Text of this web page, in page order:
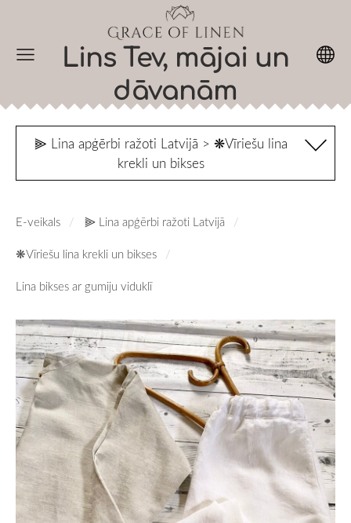
Lins Tev, mājai un
dāvanām
⫸ Lina apģērbi ražoti Latvijā > ❋Vīriešu lina
krekli un bikses
E-veikals ⫸ Lina apģērbi ražoti Latvijā
❋Vīriešu lina krekli un bikses
Lina bikses ar gumiju viduklī